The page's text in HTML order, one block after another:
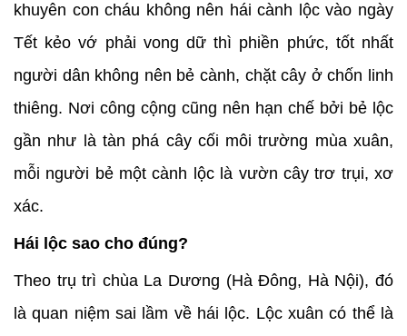
khuyên con cháu không nên hái cành lộc vào ngày
Tết kẻo vớ phải vong dữ thì phiền phức, tốt nhất
người dân không nên bẻ cành, chặt cây ở chốn linh
thiêng. Nơi công cộng cũng nên hạn chế bởi bẻ lộc
gần như là tàn phá cây cối môi trường mùa xuân,
mỗi người bẻ một cành lộc là vườn cây trơ trụi, xơ
xác.
Hái lộc sao cho đúng?
Theo trụ trì chùa La Dương (Hà Đông, Hà Nội), đó
là quan niệm sai lầm về hái lộc. Lộc xuân có thể là